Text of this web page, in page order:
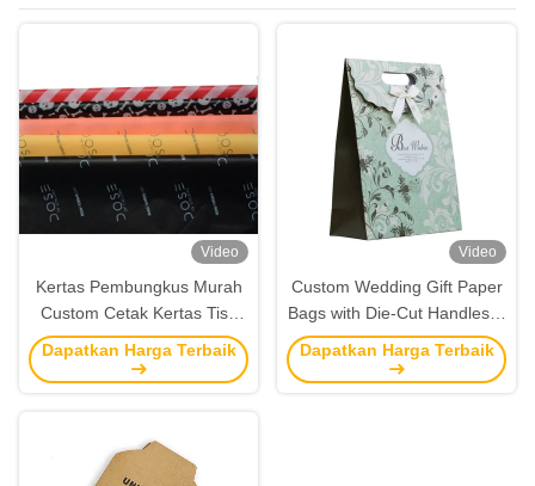
Video
Kertas Pembungkus Murah
Custom Cetak Kertas Tisu
Bermerek Kemasan Grosir
Dapatkan Harga Terbaik
Video
Custom Wedding Gift Paper
Bags with Die-Cut Handles &
Ribbon – Luxury Party &
Event Packaging
Dapatkan Harga Terbaik